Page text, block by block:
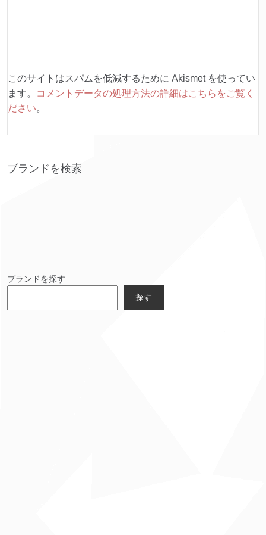
このサイトはスパムを低減するために Akismet を使ってい
ます。
コメントデータの処理方法の詳細はこちらをご覧く
ださい。
ブランドを検索
ブランドを探す
探す